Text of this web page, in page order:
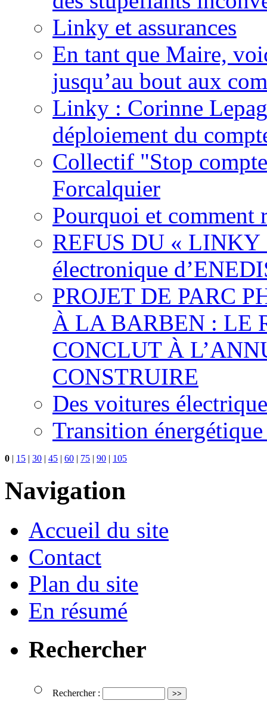
Linky et assurances
En tant que Maire,
jusqu’au bout aux
Linky : Corinne
déploiement du
Collectif "Stop
Forcalquier
Pourquoi et comment
REFUS DU « LINKY
électronique
PROJET DE PARC
À LA BARBEN : LE
CONCLUT À
CONSTRUIRE
Des voitures
Transition
0 | 15 | 30 | 45 | 60 | 75 | 90 | 105
Navigation
Accueil du site
Contact
Plan du site
En résumé
Rechercher
Rechercher :